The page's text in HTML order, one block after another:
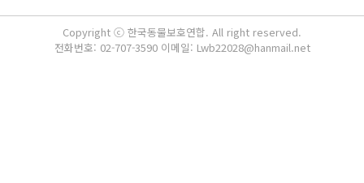
Copyright ⓒ 한국동물보호연합. All right reserved.
전화번호: 02-707-3590 이메일: Lwb22028@hanmail.net